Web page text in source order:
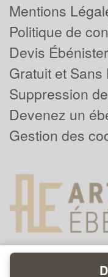
Mentions
Politique de
Devis
Gratuit et
Suppression
Devenez un
Gestion des